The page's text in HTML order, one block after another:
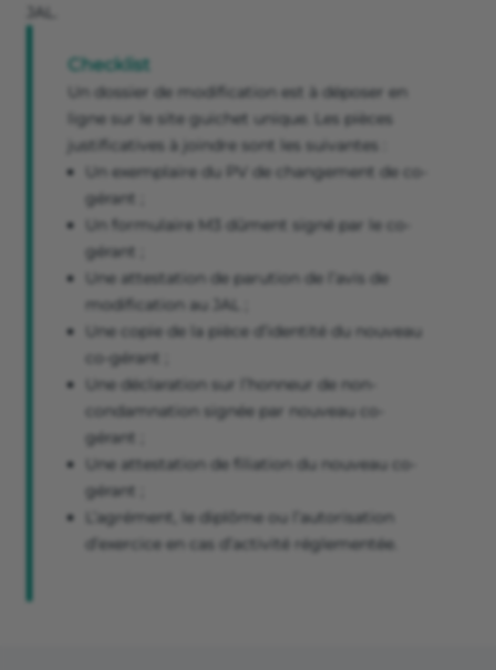
JAL.
Checklist
Un dossier de modification est à déposer en
ligne sur le site guichet unique. Les pièces
justificatives à joindre sont les suivantes :
Un exemplaire du PV de changement de co-
gérant ;
Un formulaire M3 dûment signé par le co-
gérant ;
Une attestation de parution de l’avis de
modification au JAL ;
Une copie de la pièce d’identité du nouveau
co-gérant ;
Une déclaration sur l’honneur de non-
condamnation signée par nouveau co-
gérant ;
Une attestation de filiation du nouveau co-
gérant ;
L’agrément, le diplôme ou l’autorisation
d’exercice en cas d’activité réglementée.